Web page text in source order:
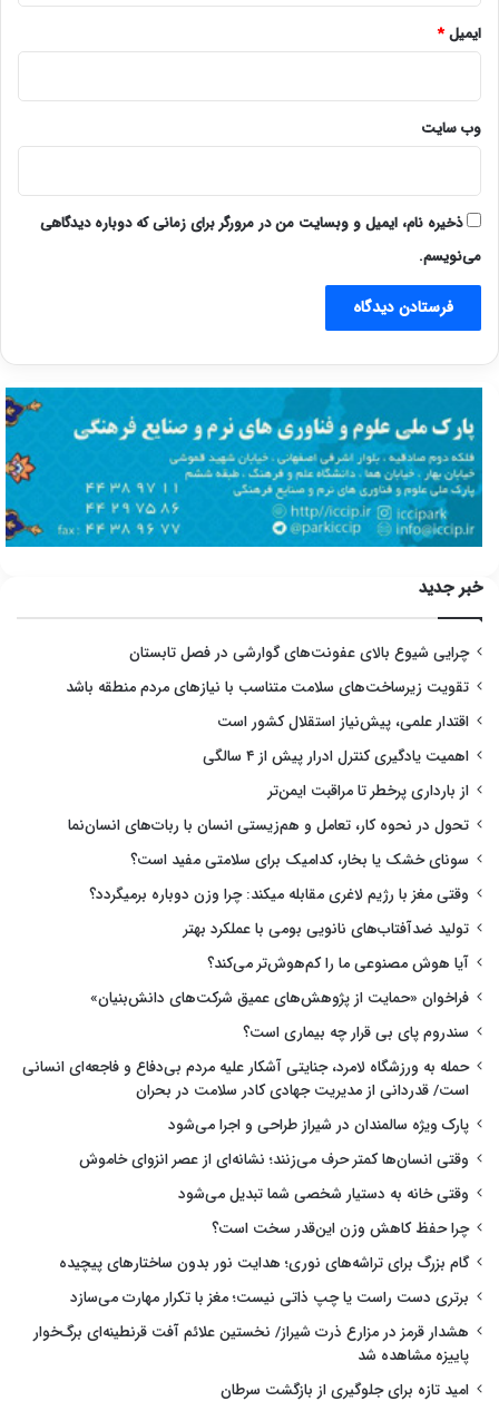
ایمیل*
وب‌ سایت
ذخیره نام، ایمیل و وبسایت من در مرورگر برای زمانی که دوباره دیدگاهی
می‌نویسم.
خبر جدید
چرایی شیوع بالای عفونت‌های گوارشی در فصل تابستان
تقویت زیرساخت‌های سلامت متناسب با نیازهای مردم منطقه باشد
اقتدار علمی، پیش‌نیاز استقلال کشور است
اهمیت یادگیری کنترل ادرار پیش از ۴ سالگی
از بارداری پرخطر تا مراقبت ایمن‌تر
تحول در نحوه کار، تعامل و هم‌زیستی انسان با ربات‌های انسان‌نما
سونای خشک یا بخار، کدامیک برای سلامتی مفید است؟
وقتی مغز با رژیم لاغری مقابله میکند: چرا وزن دوباره برمیگردد؟
تولید ضدآفتاب‌های نانویی بومی با عملکرد بهتر
آیا هوش مصنوعی ما را کم‌هوش‌تر می‌کند؟
فراخوان «حمایت از پژوهش‌های عمیق شرکت‌های دانش‌بنیان»
سندروم پای بی قرار چه بیماری است؟
حمله به ورزشگاه لامرد، جنایتی آشکار علیه مردم بی‌دفاع و فاجعه‌ای انسانی
است/ قدردانی از مدیریت جهادی کادر سلامت در بحران
پارک ویژه سالمندان در شیراز طراحی و اجرا می‌شود
وقتی انسان‌ها کمتر حرف می‌زنند؛ نشانه‌ای از عصر انزوای خاموش
وقتی خانه به دستیار شخصی شما تبدیل می‌شود
چرا حفظ کاهش وزن این‌قدر سخت است؟
گام بزرگ برای تراشه‌های نوری؛ هدایت نور بدون ساختارهای پیچیده
برتری دست راست یا چپ ذاتی نیست؛ مغز با تکرار مهارت می‌سازد
هشدار قرمز در مزارع ذرت شیراز/ نخستین علائم آفت قرنطینه‌ای برگ‌خوار
پاییزه مشاهده شد
امید تازه برای جلوگیری از بازگشت سرطان